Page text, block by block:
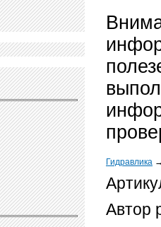
Гидравлика
Автор